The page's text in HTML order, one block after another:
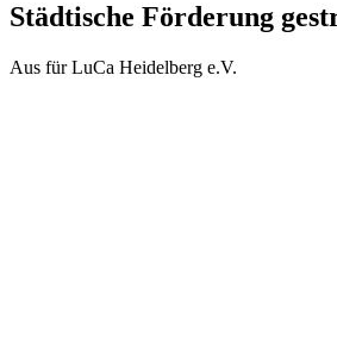
Städtische Förderung
Aus für LuCa Heidelberg e.V.